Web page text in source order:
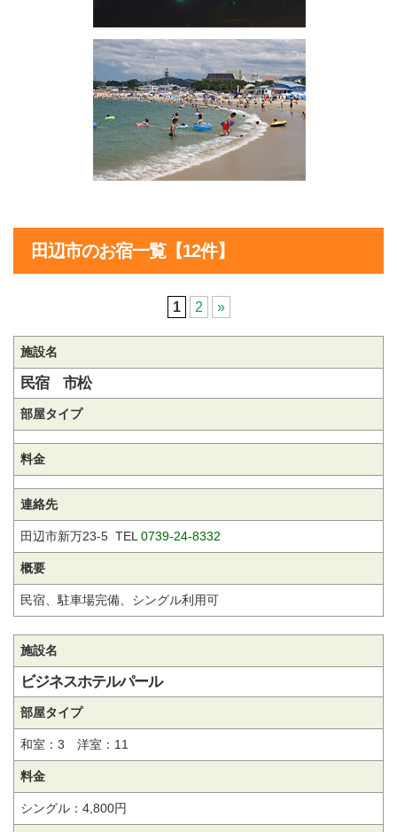
田辺市のお宿一覧【12件】
1 2 »
施設名
民宿 市松
部屋タイプ
料金
連絡先
田辺市新万23-5 TEL 0739-24-8332
概要
民宿、駐車場完備、シングル利用可
施設名
ビジネスホテルパール
部屋タイプ
和室：3 洋室：11
料金
シングル：4,800円